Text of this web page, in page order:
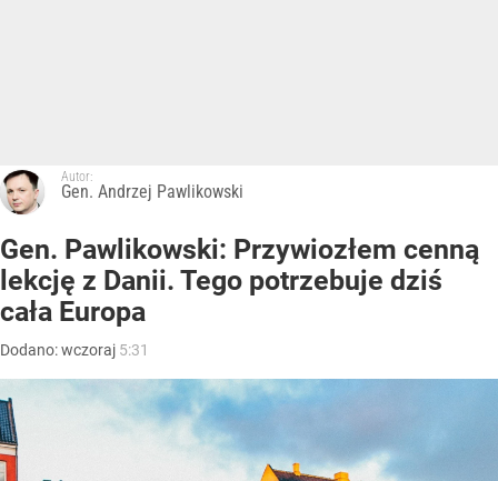
Autor:
Gen. Andrzej Pawlikowski
Gen. Pawlikowski: Przywiozłem cenną
lekcję z Danii. Tego potrzebuje dziś
cała Europa
Dodano:wczoraj 5:31